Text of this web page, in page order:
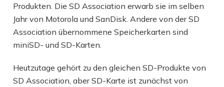
Produkten. Die SD Association erwarb sie im selben
Jahr von Motorola und SanDisk. Andere von der SD
Association übernommene Speicherkarten sind
miniSD- und SD-Karten.
Heutzutage gehört zu den gleichen SD-Produkte von
SD Association, aber SD-Karte ist zunächst von